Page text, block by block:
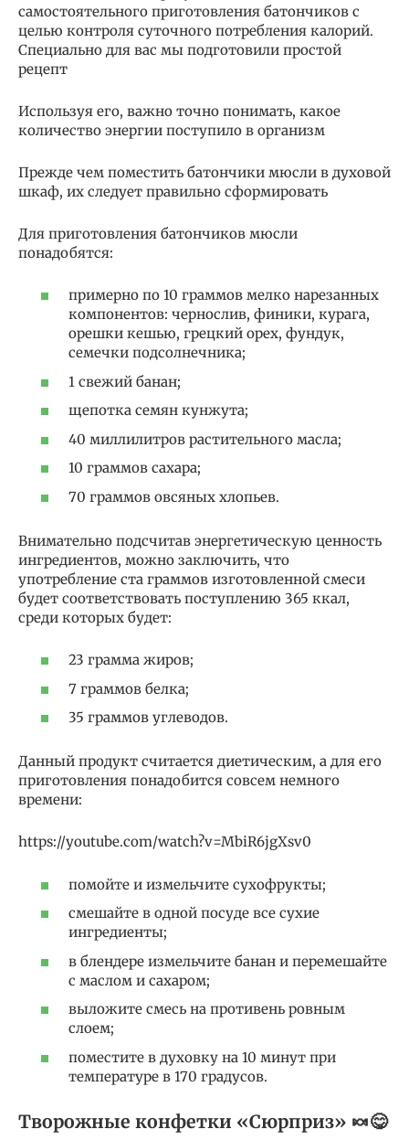
самостоятельного приготовления батончиков с
целью контроля суточного потребления калорий.
Специально для вас мы подготовили простой
рецепт
Используя его, важно точно понимать, какое
количество энергии поступило в организм
Прежде чем поместить батончики мюсли в духовой
шкаф, их следует правильно сформировать
Для приготовления батончиков мюсли
понадобятся:
примерно по 10 граммов мелко нарезанных
компонентов: чернослив, финики, курага,
орешки кешью, грецкий орех, фундук,
семечки подсолнечника;
1 свежий банан;
щепотка семян кунжута;
40 миллилитров растительного масла;
10 граммов сахара;
70 граммов овсяных хлопьев.
Внимательно подсчитав энергетическую ценность
ингредиентов, можно заключить, что
употребление ста граммов изготовленной смеси
будет соответствовать поступлению 365 ккал,
среди которых будет:
23 грамма жиров;
7 граммов белка;
35 граммов углеводов.
Данный продукт считается диетическим, а для его
приготовления понадобится совсем немного
времени:
https://youtube.com/watch?v=MbiR6jgXsv0
помойте и измельчите сухофрукты;
смешайте в одной посуде все сухие
ингредиенты;
в блендере измельчите банан и перемешайте
с маслом и сахаром;
выложите смесь на противень ровным
слоем;
поместите в духовку на 10 минут при
температуре в 170 градусов.
Творожные конфетки «Сюрприз» 🍬😋